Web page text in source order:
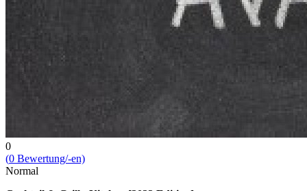
0
(0 Bewert­ung/-en)
Normal